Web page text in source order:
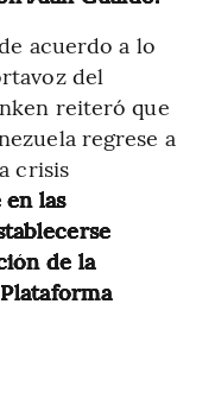
acuerdo a lo
del
reiteró que
regrese a
crisis
en las
de la